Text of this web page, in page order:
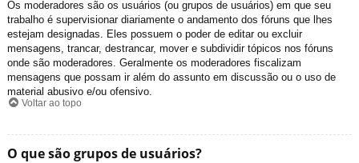
Os moderadores são os usuários (ou grupos de usuários) em que seu
trabalho é supervisionar diariamente o andamento dos fóruns que lhes
estejam designadas. Eles possuem o poder de editar ou excluir
mensagens, trancar, destrancar, mover e subdividir tópicos nos fóruns
onde são moderadores. Geralmente os moderadores fiscalizam
mensagens que possam ir além do assunto em discussão ou o uso de
material abusivo e/ou ofensivo.
Voltar ao topo
O que são grupos de usuários?